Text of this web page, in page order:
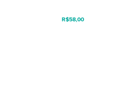
R$58,00